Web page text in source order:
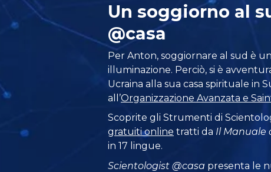
Un soggiorno al
@casa
Per Anton, soggiornare al sud è
illuminazione. Perciò, si è
Ucraina alla sua casa spirituale in
all’Organizzazione Avanzata e
Scoprite gli Strumenti di
gratuiti online tratti da Il Manuale
in 17 lingue.
Scientologist @casa presenta le